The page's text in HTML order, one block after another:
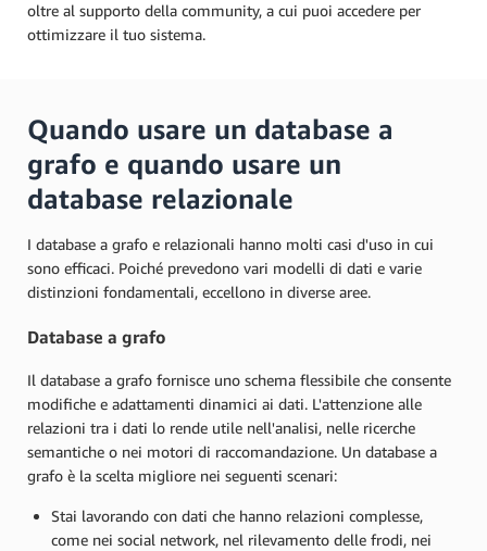
oltre al supporto della community, a cui puoi accedere per
ottimizzare il tuo sistema.
Quando usare un database a
grafo e quando usare un
database relazionale
I database a grafo e relazionali hanno molti casi d'uso in cui
sono efficaci. Poiché prevedono vari modelli di dati e varie
distinzioni fondamentali, eccellono in diverse aree.
Database a grafo
Il database a grafo fornisce uno schema flessibile che consente
modifiche e adattamenti dinamici ai dati. L'attenzione alle
relazioni tra i dati lo rende utile nell'analisi, nelle ricerche
semantiche o nei motori di raccomandazione. Un database a
grafo è la scelta migliore nei seguenti scenari:
Stai lavorando con dati che hanno relazioni complesse,
come nei social network, nel rilevamento delle frodi, nei